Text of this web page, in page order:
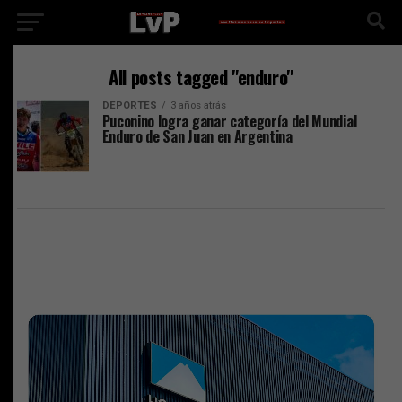
All posts tagged "enduro"
DEPORTES 3 años atrás
Puconino logra ganar categoría del Mundial
Enduro de San Juan en Argentina